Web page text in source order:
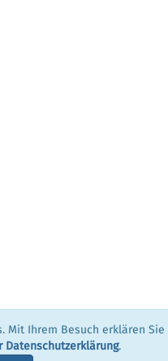
·Impressum·Allgemeine
·Datenschutzerklärung
Mit Ihrem Besuch erklären Sie
Datenschutzerklärung.